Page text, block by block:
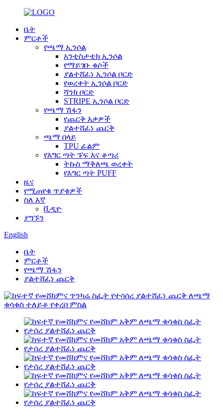
ቤት
ምርቶች
የጫማ ኢንሶል
አንቲስታቲክ ኢንሶል
የማይገቡ ቁሶች
ያልተሸፈነ ኢንሶል ቦርድ
የወረቀት ኢንሶል ቦርድ
ሻንክ ቦርድ
STRIPE ኢንሶል ቦርድ
የጫማ ሽፋን
የጨርቅ እቃዎች
ያልተሸፈነ ጨርቅ
ጫማ በላይ
TPU ፊልም
የእግር ጣት ፑፍ እና ቆጣሪ
ትኩስ ማቅለጫ ወረቀት
የእግር ጣት PUFF
ዜና
የሚጠየቁ ጥያቄዎች
ስለ እኛ
ቪዲዮ
ያግኙን
English
ቤት
ምርቶች
የጫማ ሽፋን
ያልተሸፈነ ጨርቅ